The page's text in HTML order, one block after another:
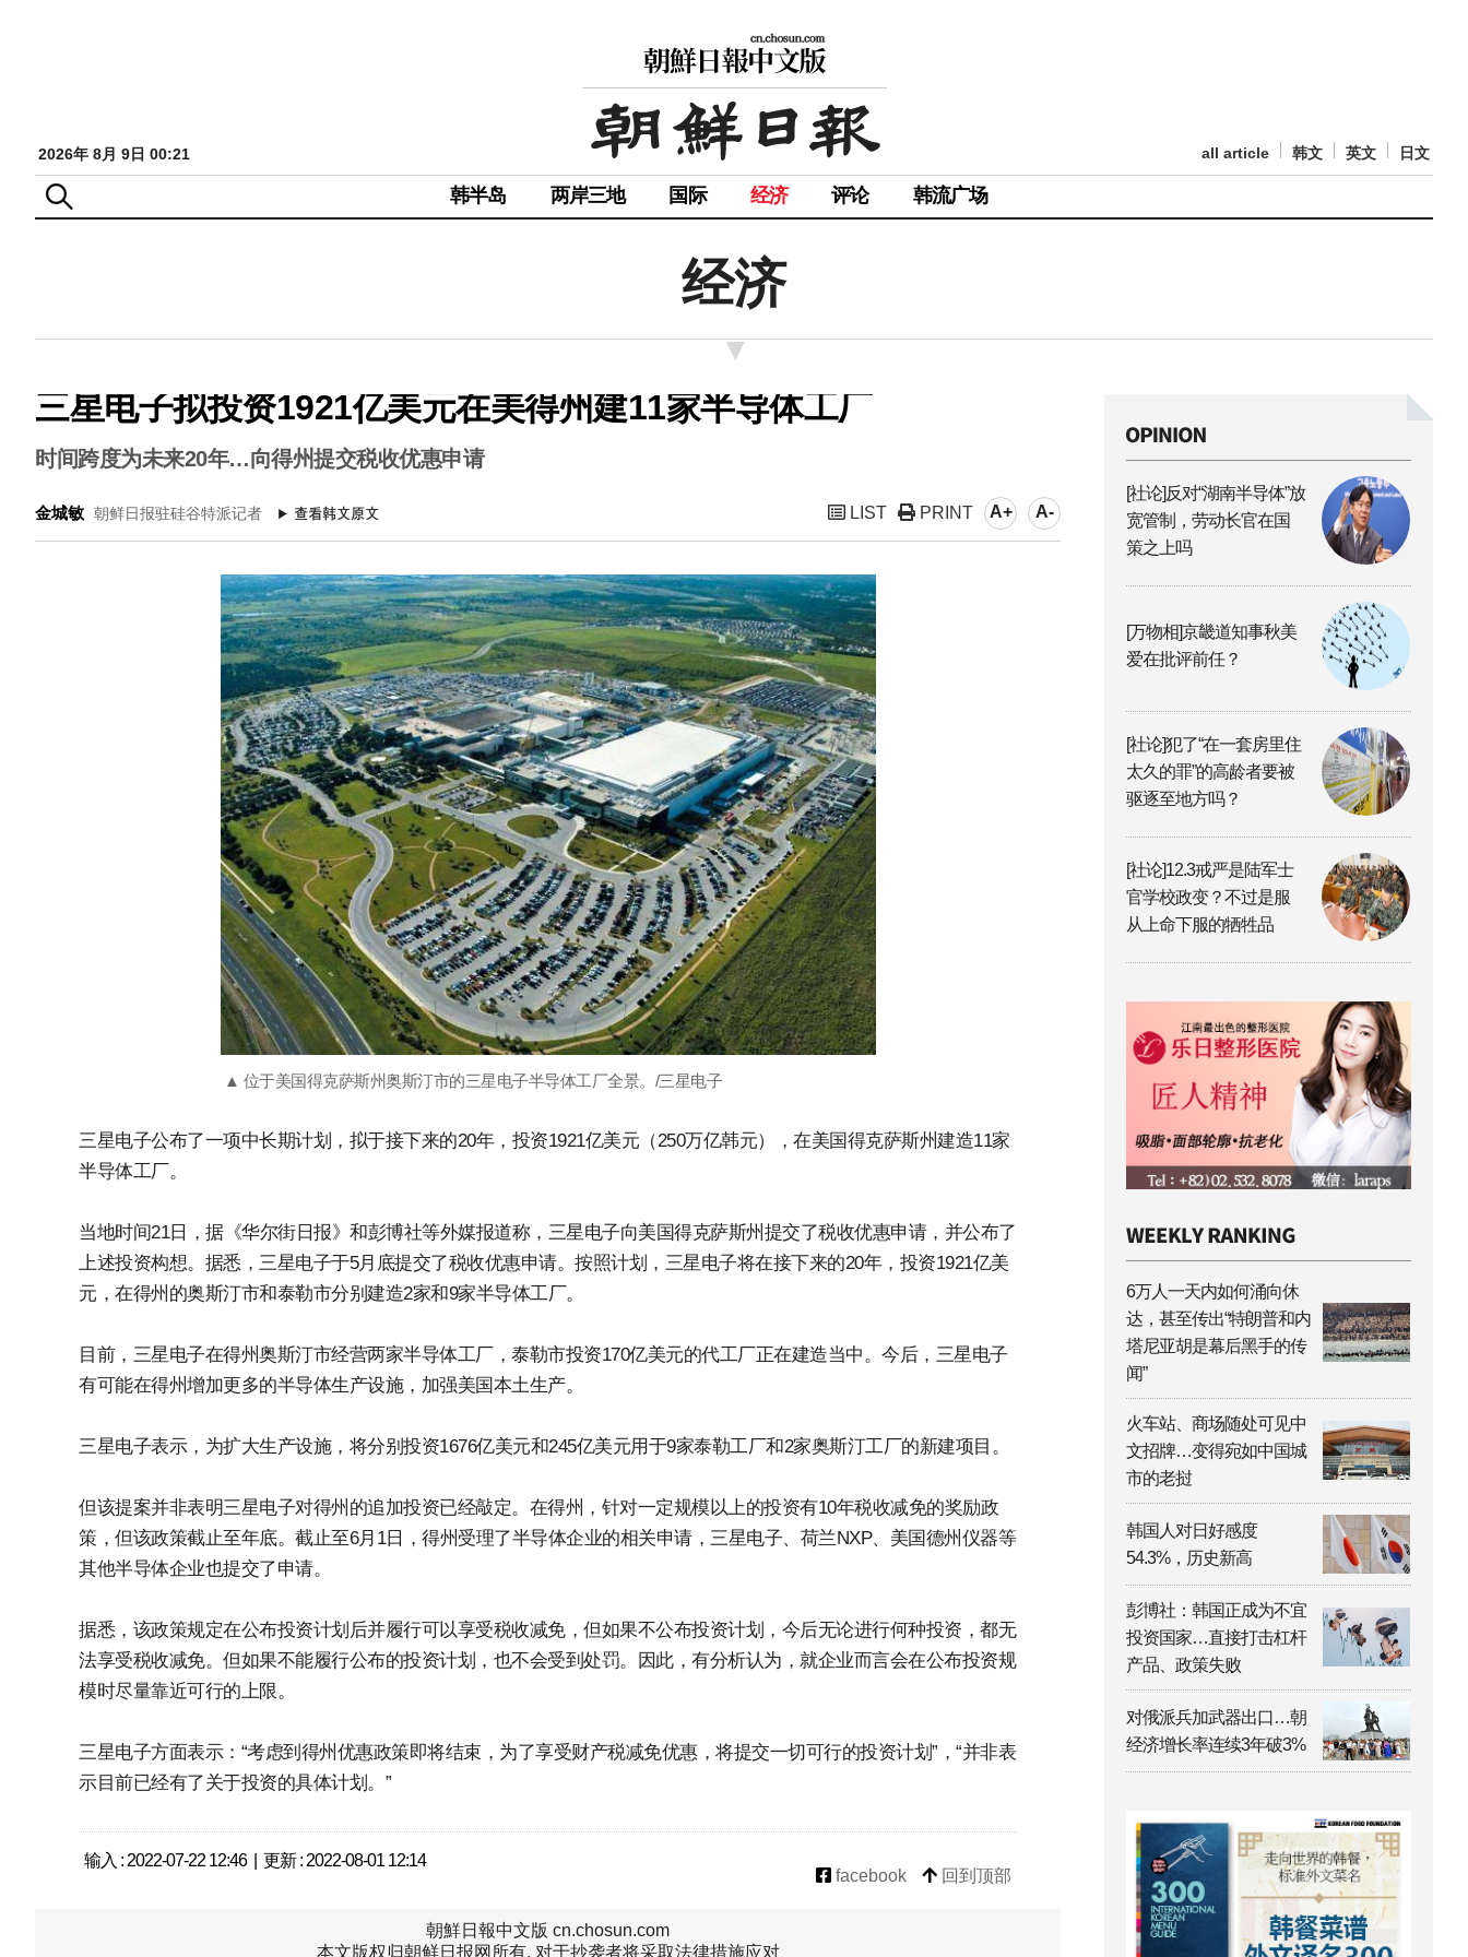
2026年 8月 9日 00:21 all article 韩文 英文 日文
韩半岛 两岸三地 国际 经济 评论 韩流广场
经济
三星电子拟投资1921亿美元在美得州建11家半导体工厂
时间跨度为未来20年…向得州提交税收优惠申请
金城敏 朝鲜日报驻硅谷特派记者 LIST PRINT A+ A-
▲ 位于美国得克萨斯州奥斯汀市的三星电子半导体工厂全景。/三星电子
三星电子公布了一项中长期计划，拟于接下来的20年，投资1921亿美元（250万亿韩元），在美国得克萨斯州建造11家
半导体工厂。
当地时间21日，据《华尔街日报》和彭博社等外媒报道称，三星电子向美国得克萨斯州提交了税收优惠申请，并公布了
上述投资构想。据悉，三星电子于5月底提交了税收优惠申请。按照计划，三星电子将在接下来的20年，投资1921亿美
元，在得州的奥斯汀市和泰勒市分别建造2家和9家半导体工厂。
目前，三星电子在得州奥斯汀市经营两家半导体工厂，泰勒市投资170亿美元的代工厂正在建造当中。今后，三星电子
有可能在得州增加更多的半导体生产设施，加强美国本土生产。
三星电子表示，为扩大生产设施，将分别投资1676亿美元和245亿美元用于9家泰勒工厂和2家奥斯汀工厂的新建项目。
但该提案并非表明三星电子对得州的追加投资已经敲定。在得州，针对一定规模以上的投资有10年税收减免的奖励政
策，但该政策截止至年底。截止至6月1日，得州受理了半导体企业的相关申请，三星电子、荷兰NXP、美国德州仪器等
其他半导体企业也提交了申请。
据悉，该政策规定在公布投资计划后并履行可以享受税收减免，但如果不公布投资计划，今后无论进行何种投资，都无
法享受税收减免。但如果不能履行公布的投资计划，也不会受到处罚。因此，有分析认为，就企业而言会在公布投资规
模时尽量靠近可行的上限。
三星电子方面表示：“考虑到得州优惠政策即将结束，为了享受财产税减免优惠，将提交一切可行的投资计划”，“并非表
示目前已经有了关于投资的具体计划。”
输入 : 2022-07-22 12:46 | 更新 : 2022-08-01 12:14
facebook
回到顶部
朝鮮日報中文版 cn.chosun.com
本文版权归朝鲜日报网所有, 对于抄袭者将采取法律措施应对
[社论]反对“湖南半导体”放
宽管制，劳动长官在国
策之上吗
[万物相]京畿道知事秋美
爱在批评前任？
[社论]犯了“在一套房里住
太久的罪”的高龄者要被
驱逐至地方吗？
[社论]12.3戒严是陆军士
官学校政变？不过是服
从上命下服的牺牲品
6万人一天内如何涌向休
达，甚至传出“特朗普和内
塔尼亚胡是幕后黑手的传
闻”
火车站、商场随处可见中
文招牌…变得宛如中国城
市的老挝
韩国人对日好感度
54.3%，历史新高
彭博社：韩国正成为不宜
投资国家…直接打击杠杆
产品、政策失败
对俄派兵加武器出口…朝
经济增长率连续3年破3%